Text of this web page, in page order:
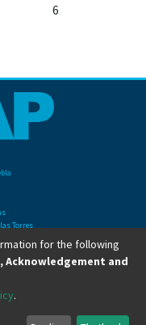
6
Torres
for the following
and
.